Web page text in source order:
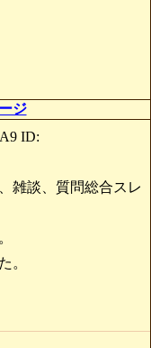
ジ
ID:
雑談、質問総合スレ
。